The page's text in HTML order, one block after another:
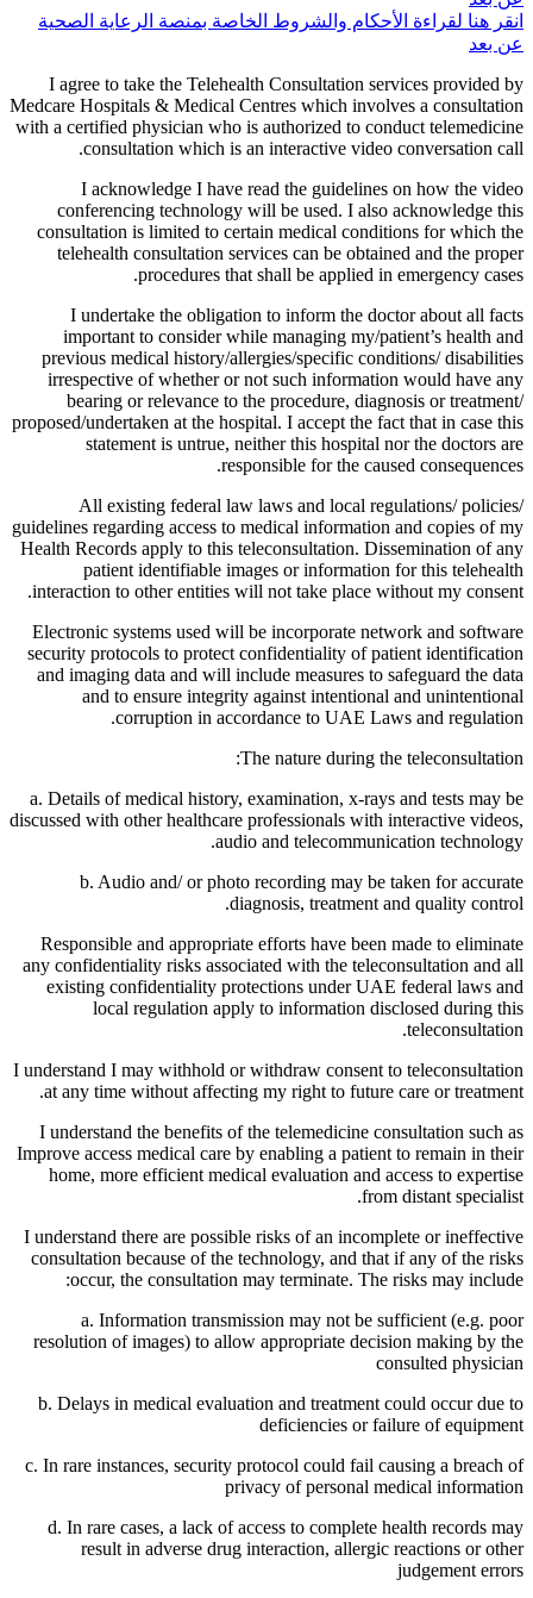
انقر هنا لقراءة الأحكام والشروط الخاصة بمنصة الرعاية الصحية
عن بعد
I agree to take the Telehealth Consultation services provided by
Medcare Hospitals & Medical Centres which involves a consultation
with a certified physician who is authorized to conduct telemedicine
consultation which is an interactive video conversation call.
I acknowledge I have read the guidelines on how the video
conferencing technology will be used. I also acknowledge this
consultation is limited to certain medical conditions for which the
telehealth consultation services can be obtained and the proper
procedures that shall be applied in emergency cases.
I undertake the obligation to inform the doctor about all facts
important to consider while managing my/patient’s health and
previous medical history/allergies/specific conditions/ disabilities
irrespective of whether or not such information would have any
bearing or relevance to the procedure, diagnosis or treatment/
proposed/undertaken at the hospital. I accept the fact that in case this
statement is untrue, neither this hospital nor the doctors are
responsible for the caused consequences.
All existing federal law laws and local regulations/ policies/
guidelines regarding access to medical information and copies of my
Health Records apply to this teleconsultation. Dissemination of any
patient identifiable images or information for this telehealth
interaction to other entities will not take place without my consent.
Electronic systems used will be incorporate network and software
security protocols to protect confidentiality of patient identification
and imaging data and will include measures to safeguard the data
and to ensure integrity against intentional and unintentional
corruption in accordance to UAE Laws and regulation.
The nature during the teleconsultation:
a. Details of medical history, examination, x-rays and tests may be
discussed with other healthcare professionals with interactive videos,
audio and telecommunication technology.
b. Audio and/ or photo recording may be taken for accurate
diagnosis, treatment and quality control.
Responsible and appropriate efforts have been made to eliminate
any confidentiality risks associated with the teleconsultation and all
existing confidentiality protections under UAE federal laws and
local regulation apply to information disclosed during this
teleconsultation.
I understand I may withhold or withdraw consent to teleconsultation
at any time without affecting my right to future care or treatment.
I understand the benefits of the telemedicine consultation such as
Improve access medical care by enabling a patient to remain in their
home, more efficient medical evaluation and access to expertise
from distant specialist.
I understand there are possible risks of an incomplete or ineffective
consultation because of the technology, and that if any of the risks
occur, the consultation may terminate. The risks may include:
a. Information transmission may not be sufficient (e.g. poor
resolution of images) to allow appropriate decision making by the
consulted physician
b. Delays in medical evaluation and treatment could occur due to
deficiencies or failure of equipment
c. In rare instances, security protocol could fail causing a breach of
privacy of personal medical information
d. In rare cases, a lack of access to complete health records may
result in adverse drug interaction, allergic reactions or other
judgement errors